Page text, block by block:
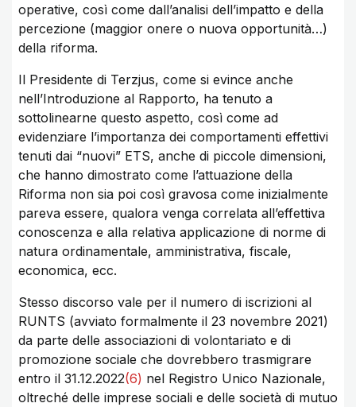
operative, così come dall’analisi dell’impatto e della
percezione (maggior onere o nuova opportunità…)
della riforma.
Il Presidente di Terzjus, come si evince anche
nell’Introduzione al Rapporto, ha tenuto a
sottolinearne questo aspetto, così come ad
evidenziare l’importanza dei comportamenti effettivi
tenuti dai “nuovi” ETS, anche di piccole dimensioni,
che hanno dimostrato come l’attuazione della
Riforma non sia poi così gravosa come inizialmente
pareva essere, qualora venga correlata all’effettiva
conoscenza e alla relativa applicazione di norme di
natura ordinamentale, amministrativa, fiscale,
economica, ecc.
Stesso discorso vale per il numero di iscrizioni al
RUNTS (avviato formalmente il 23 novembre 2021)
da parte delle associazioni di volontariato e di
promozione sociale che dovrebbero trasmigrare
entro il 31.12.2022(6) nel Registro Unico Nazionale,
oltreché delle imprese sociali e delle società di mutuo